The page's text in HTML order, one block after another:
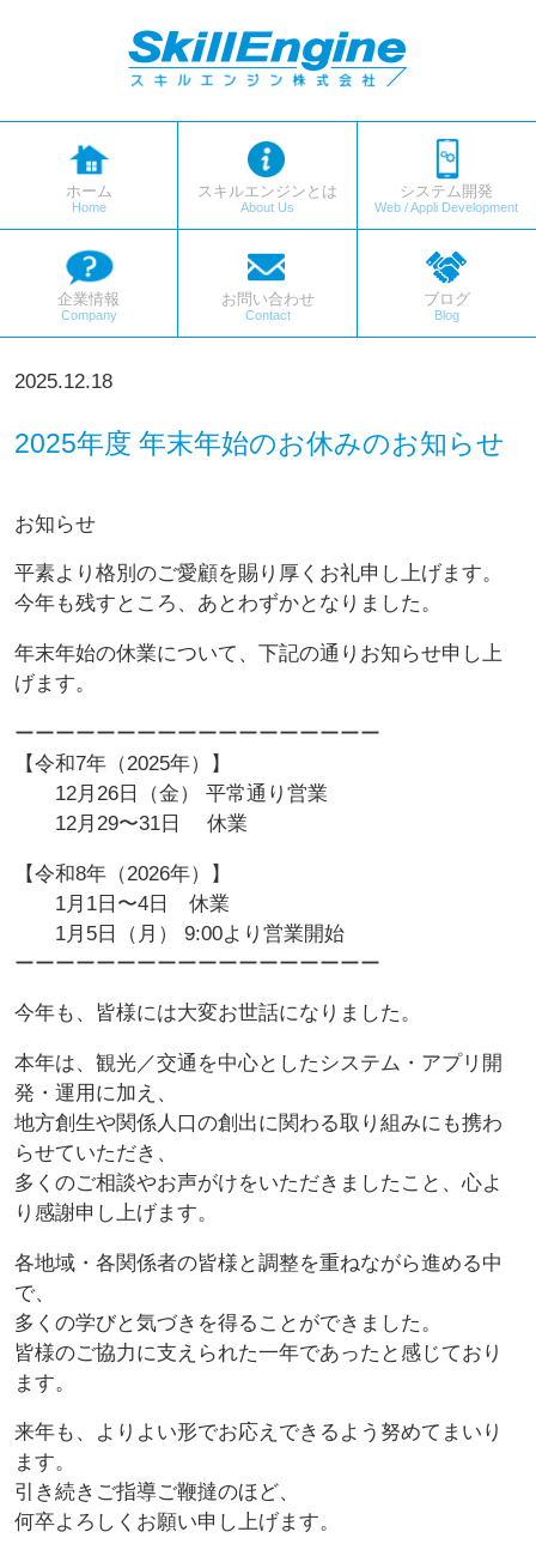
ホーム
Home
スキルエンジンとは
About Us
システム開発
Web / Appli Development
企業情報
Company
お問い合わせ
Contact
ブログ
Blog
2025.12.18
2025年度 年末年始のお休みのお知らせ
お知らせ
平素より格別のご愛顧を賜り厚くお礼申し上げます。
今年も残すところ、あとわずかとなりました。
年末年始の休業について、下記の通りお知らせ申し上
げます。
ーーーーーーーーーーーーーーーーーー
【令和7年（2025年）】
12月26日（金） 平常通り営業
12月29〜31日 休業
【令和8年（2026年）】
1月1日〜4日 休業
1月5日（月） 9:00より営業開始
ーーーーーーーーーーーーーーーーーー
今年も、皆様には大変お世話になりました。
本年は、観光／交通を中心としたシステム・アプリ開
発・運用に加え、
地方創生や関係人口の創出に関わる取り組みにも携わ
らせていただき、
多くのご相談やお声がけをいただきましたこと、心よ
り感謝申し上げます。
各地域・各関係者の皆様と調整を重ねながら進める中
で、
多くの学びと気づきを得ることができました。
皆様のご協力に支えられた一年であったと感じており
ます。
来年も、よりよい形でお応えできるよう努めてまいり
ます。
引き続きご指導ご鞭撻のほど、
何卒よろしくお願い申し上げます。